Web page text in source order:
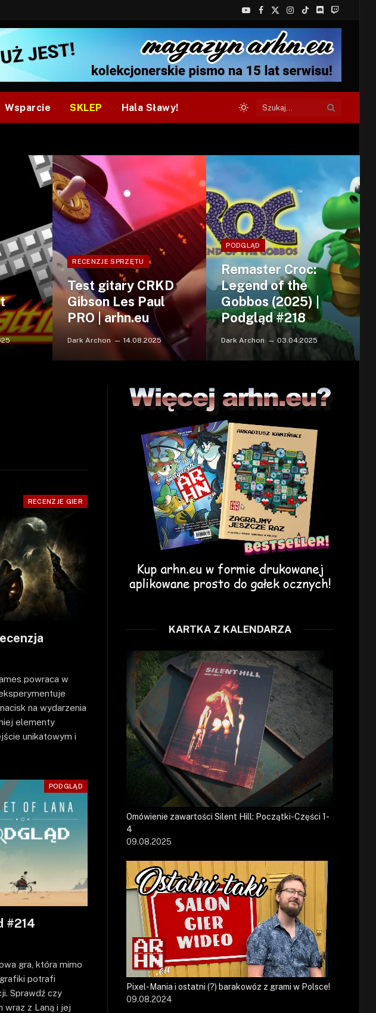
YouTube
Facebook
X
(Twitter)
Instagram
TikTokDiscordTwitch
Wsparcie SKLEP Hala Sławy!
RECENZJE SPRZĘTU
Test gitary CRKD
Gibson Les Paul
PRO | arhn.eu
Dark Archon 14.08.2025
PODGLĄD
Remaster Croc:
Legend of the
Gobbos (2025) |
Podgląd #218
Dark Archon 03.04.2025
RECENZJE GIER
powraca w
na wydarzenia
elementy
unikatowym i
PODGLĄD
#214
gra, która mimo
potrafi
Sprawdź czy
wraz z Laną i jej
KARTKA Z KALENDARZA
Omówienie zawartości Silent Hill: Początki-Części 1-
4
09.08.2025
Pixel-Mania i ostatni (?) barakowóz z grami w Polsce!
09.08.2024